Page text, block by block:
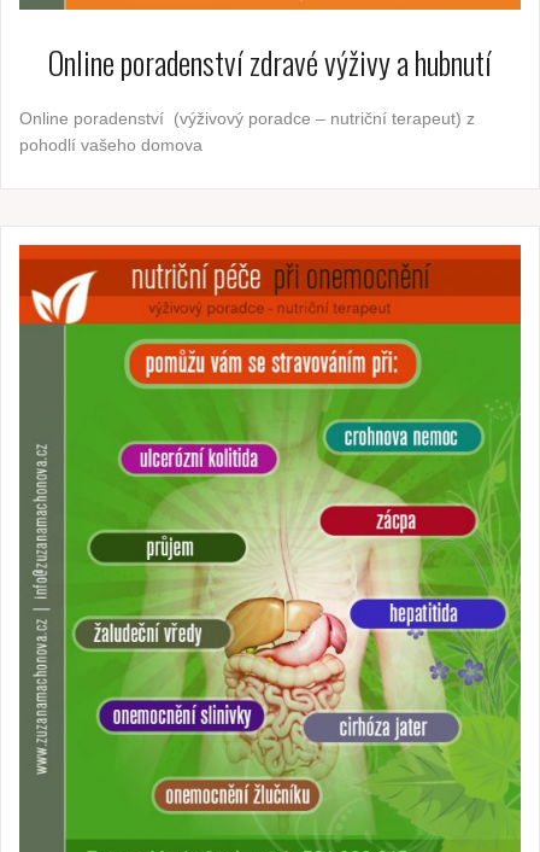
Online poradenství zdravé výživy a hubnutí
Online poradenství (výživový poradce – nutriční terapeut) z
pohodlí vašeho domova